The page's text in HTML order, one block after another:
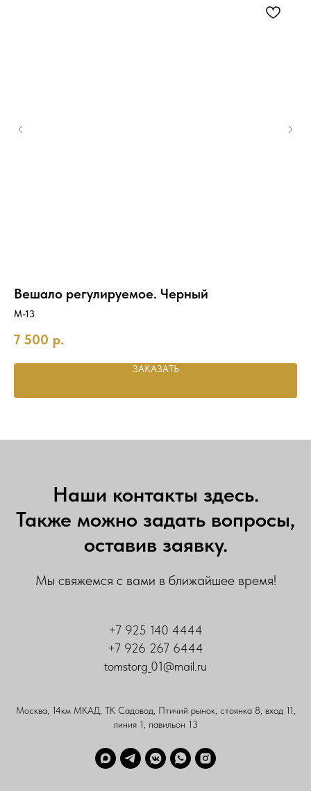
Вешало регулируемое. Черный
М-13
7 500 р.
ЗАКАЗАТЬ
Наши контакты здесь.
Также можно задать вопросы,
оставив заявку.
Мы свяжемся с вами в ближайшее время!
+7 925 140 4444
+7 926 267 6444
tomstorg_01@mail.ru
Москва, 14км МКАД, ТК Садовод, Птичий рынок, стоянка 8, вход 11,
линия 1, павильон 13